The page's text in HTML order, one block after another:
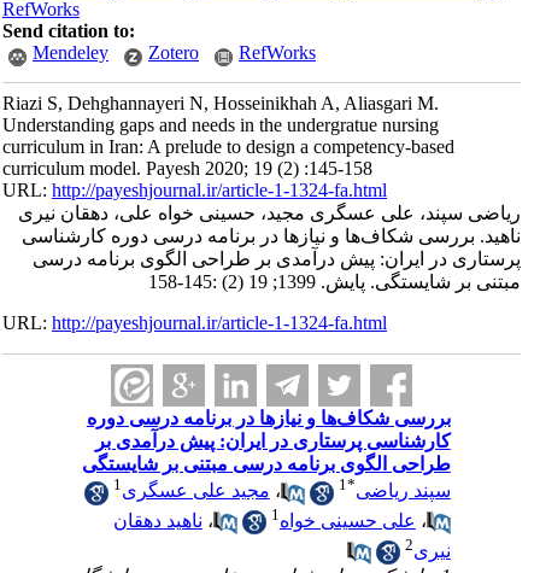
RefWorks
Send citation to:
Mendeley
Zotero RefWorks
Riazi S, Dehghannayeri N, Hosseinikhah A, Aliasgari M.
Understanding gaps and needs in the undergratue nursing
curriculum in Iran: A prelude to design a competency-based
curriculum model. Payesh 2020; 19 (2) :145-158
URL:http://payeshjournal.ir/article-1-1324-fa.html
ریاضی سپند، علی عسگری مجید، حسینی خواه علی، دهقان نیری
ناهید. ‌‌بررسی شکاف‌ها و نیازها در برنامه درسی دوره کارشناسی
پرستاری در ایران: پیش‌ درآمدی بر طراحی الگوی برنامه درسی
مبتنی بر شایستگی. پایش. 1399; 19 (2) :145-158
URL:http://payeshjournal.ir/article-1-1324-fa.html
‌‌بررسی شکاف‌ها و نیازها در برنامه درسی دوره
کارشناسی پرستاری در ایران: پیش‌ درآمدی بر
طراحی الگوی برنامه درسی مبتنی بر شایستگی
سپند ریاضی
1 ،مجید علی عسگری1
،علی حسینی خواه1 ،ناهید دهقان
نیری